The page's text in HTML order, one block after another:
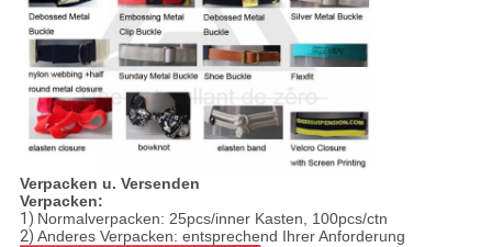
Verpacken u. Versenden
Verpacken:
1) Normalverpacken: 25pcs/inner Kasten, 100pcs/ctn
2) Anderes Verpacken: entsprechend Ihrer Anforderung